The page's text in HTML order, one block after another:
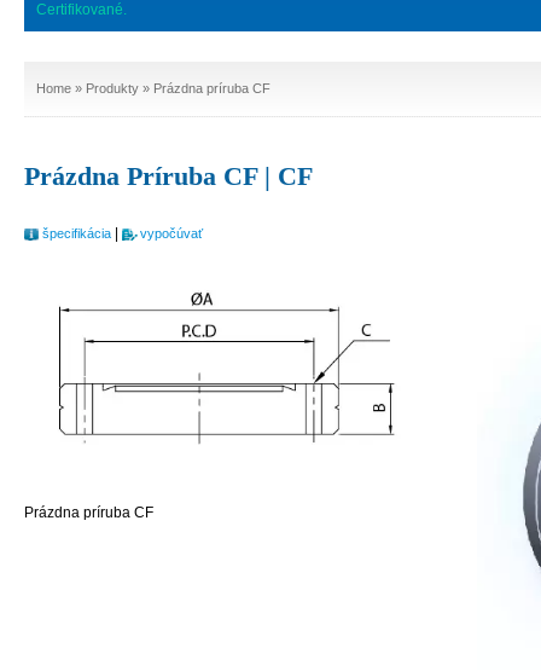
Certifikované.
Home » Produkty » Prázdna príruba CF
Prázdna Príruba CF | CF
špecifikácia vypočúvať
Prázdna príruba CF